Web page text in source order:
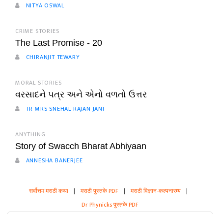
NITYA OSWAL
CRIME STORIES
The Last Promise - 20
CHIRANJIT TEWARY
MORAL STORIES
વરસાદને પત્ર અને એનો વળતો ઉત્તર
TR MRS SNEHAL RAJAN JANI
ANYTHING
Story of Swacch Bharat Abhiyaan
ANNESHA BANERJEE
सर्वोत्तम मराठी कथा | मराठी पुस्तके PDF | मराठी विज्ञान-कल्पनारम्य |
Dr Phynicks पुस्तके PDF